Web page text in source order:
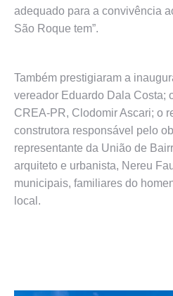
adequado para a convivência
São Roque tem”.
Também prestigiaram a
vereador Eduardo Dala Costa;
CREA-PR, Clodomir Ascari; o
construtora responsável pelo
representante da União de
arquiteto e urbanista, Nereu
municipais, familiares do
local.